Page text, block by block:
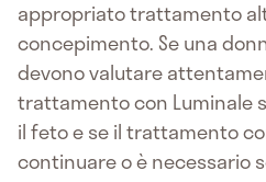
appropriato trattamento
concepimento. Se una
devono valutare
trattamento con Luminale
il feto e se il trattamento
continuare o è necessario